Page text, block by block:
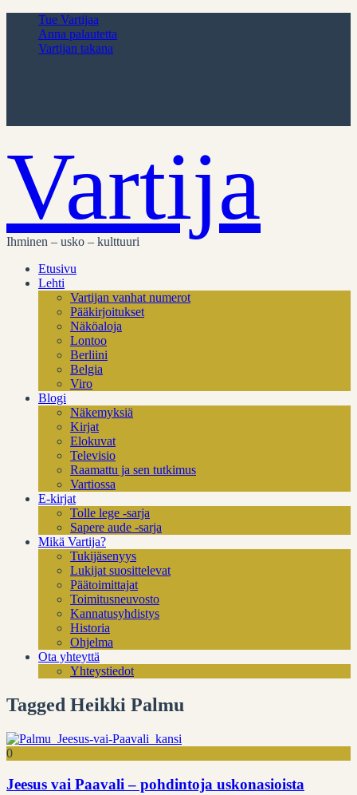
Tue Vartijaa
Anna palautetta
Vartijan takana
Vartija
Ihminen – usko – kulttuuri
Etusivu
Lehti
Vartijan vanhat numerot
Pääkirjoitukset
Näköaloja
Lontoo
Berliini
Belgia
Viro
Blogi
Näkemyksiä
Kirjat
Elokuvat
Televisio
Raamattu ja sen tutkimus
Vartiossa
E-kirjat
Tolle lege -sarja
Sapere aude -sarja
Mikä Vartija?
Tukijäsenyys
Lukijat suosittelevat
Päätoimittajat
Toimitusneuvosto
Kannatusyhdistys
Historia
Ohjelma
Ota yhteyttä
Yhteystiedot
Tagged Heikki Palmu
0
Jeesus vai Paavali – pohdintoja uskonasioista